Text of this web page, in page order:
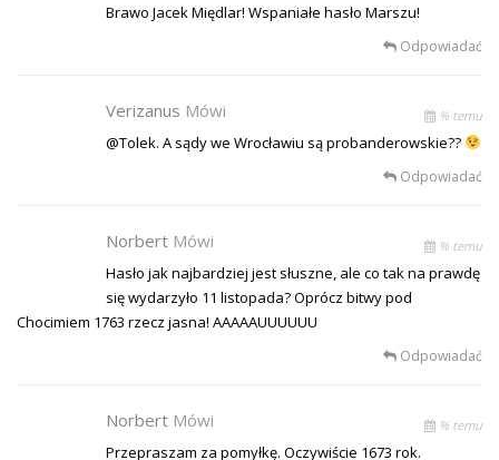
Brawo Jacek Międlar! Wspaniałe hasło Marszu!
Odpowiadać
Verizanus Mówi % temu
@Tolek. A sądy we Wrocławiu są probanderowskie??
Odpowiadać
Norbert Mówi % temu
Hasło jak najbardziej jest słuszne, ale co tak na prawdę
się wydarzyło 11 listopada? Oprócz bitwy pod
Chocimiem 1763 rzecz jasna! AAAAAUUUUUU
Odpowiadać
Norbert Mówi % temu
Przepraszam za pomyłkę. Oczywiście 1673 rok.